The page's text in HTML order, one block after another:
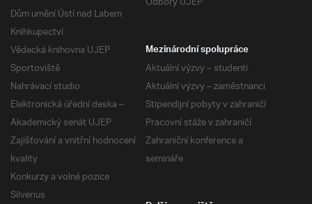
Dům umění Ústí nad Labem
Knihkupectví
Vědecká knihovna UJEP
Sportoviště
Nahrávací studio
Elektronická úřední deska –
Akademický senát UJEP
Zajišťování a vnitřní hodnocení
kvality
Konkurzy a volné pozice
Silverius
Mezinárodní spolupráce
Aktuální výzvy – studenti
Aktuální výzvy – zaměstnanci
Stipendijní pobyty v zahraničí
Pracovní stáže v zahraničí
Zahraniční konference a
semináře